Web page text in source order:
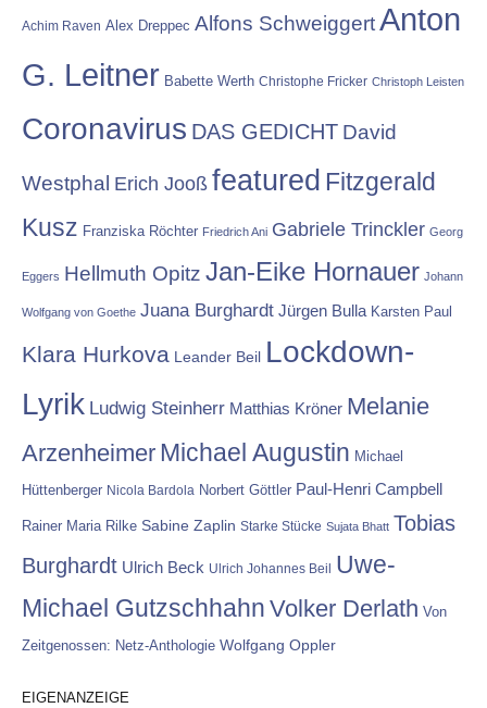
Achim Raven Alex Dreppec Alfons SchweiggertAnton
G. Leitner Babette Werth Christophe Fricker Christoph Leisten
Coronavirus DAS GEDICHT David
Westphal Erich Jooß featured Fitzgerald
Kusz Franziska Röchter Friedrich Ani Gabriele Trinckler Georg
Eggers Hellmuth Opitz Jan-Eike Hornauer Johann
Wolfgang von Goethe Juana Burghardt Jürgen Bulla Karsten Paul
Klara Hurkova Leander Beil Lockdown-
Lyrik Ludwig Steinherr Matthias Kröner Melanie
Arzenheimer Michael Augustin Michael
Hüttenberger Nicola Bardola Norbert Göttler Paul-Henri Campbell
Rainer Maria Rilke Sabine Zaplin Starke Stücke Sujata Bhatt Tobias
Burghardt Ulrich Beck Ulrich Johannes Beil
Uwe-
Michael Gutzschhahn Volker Derlath Von
Zeitgenossen: Netz-Anthologie Wolfgang Oppler
EIGENANZEIGE